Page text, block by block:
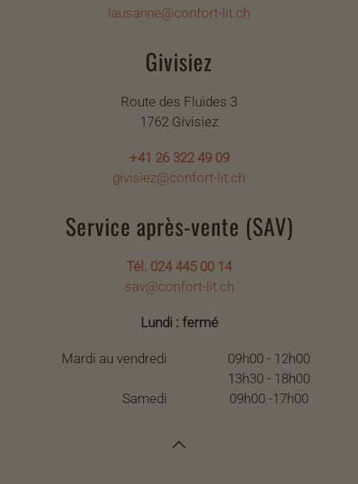
lausanne@confort-lit.ch
Givisiez
Route des Fluides 3
1762 Givisiez
+41 26 322 49 09
givisiez@confort-lit.ch
Service après-vente (SAV)
Tél. 024 445 00 14
sav@confort-lit.ch
Lundi : fermé
Mardi au vendredi
09h00 - 12h00
13h30 - 18h00
Samedi
09h00 -17h00